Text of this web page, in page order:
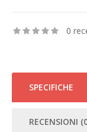
0
SPECIFICHE
RECENSIONI